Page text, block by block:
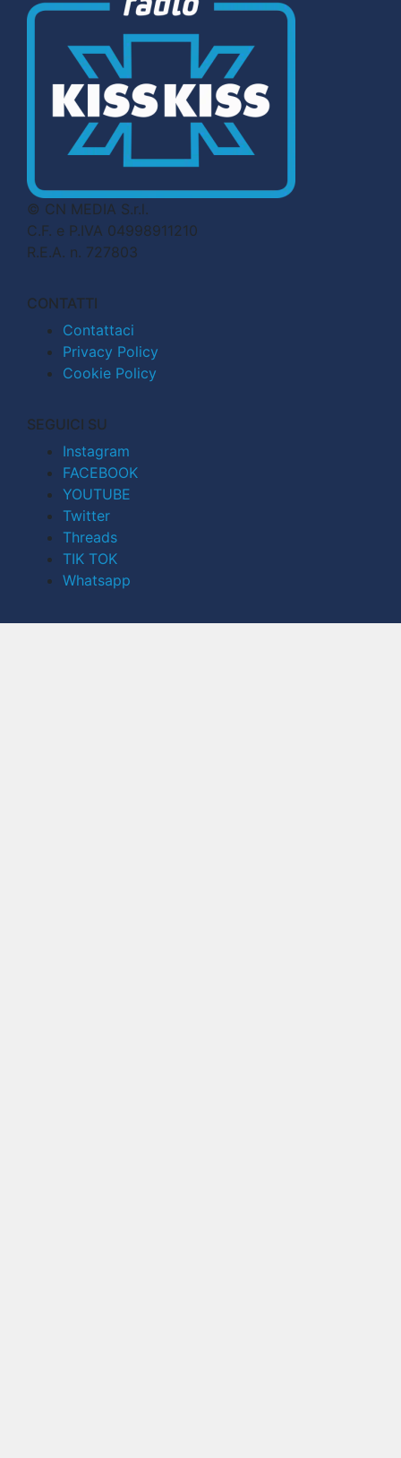
© CN MEDIA S.r.l.
C.F. e P.IVA 04998911210
R.E.A. n. 727803
CONTATTI
Contattaci
Privacy Policy
Cookie Policy
SEGUICI SU
Instagram
FACEBOOK
YOUTUBE
Twitter
Threads
TIK TOK
Whatsapp